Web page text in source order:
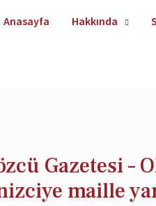
Anasayfa Hakkında
Gazetesi –
maille